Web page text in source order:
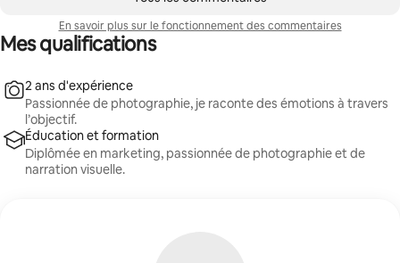
En savoir plus sur le fonctionnement des commentaires
Mes qualifications
2 ans d'expérience
Passionnée de photographie, je raconte des émotions à travers
l’objectif.
Éducation et formation
Diplômée en marketing, passionnée de photographie et de
narration visuelle.